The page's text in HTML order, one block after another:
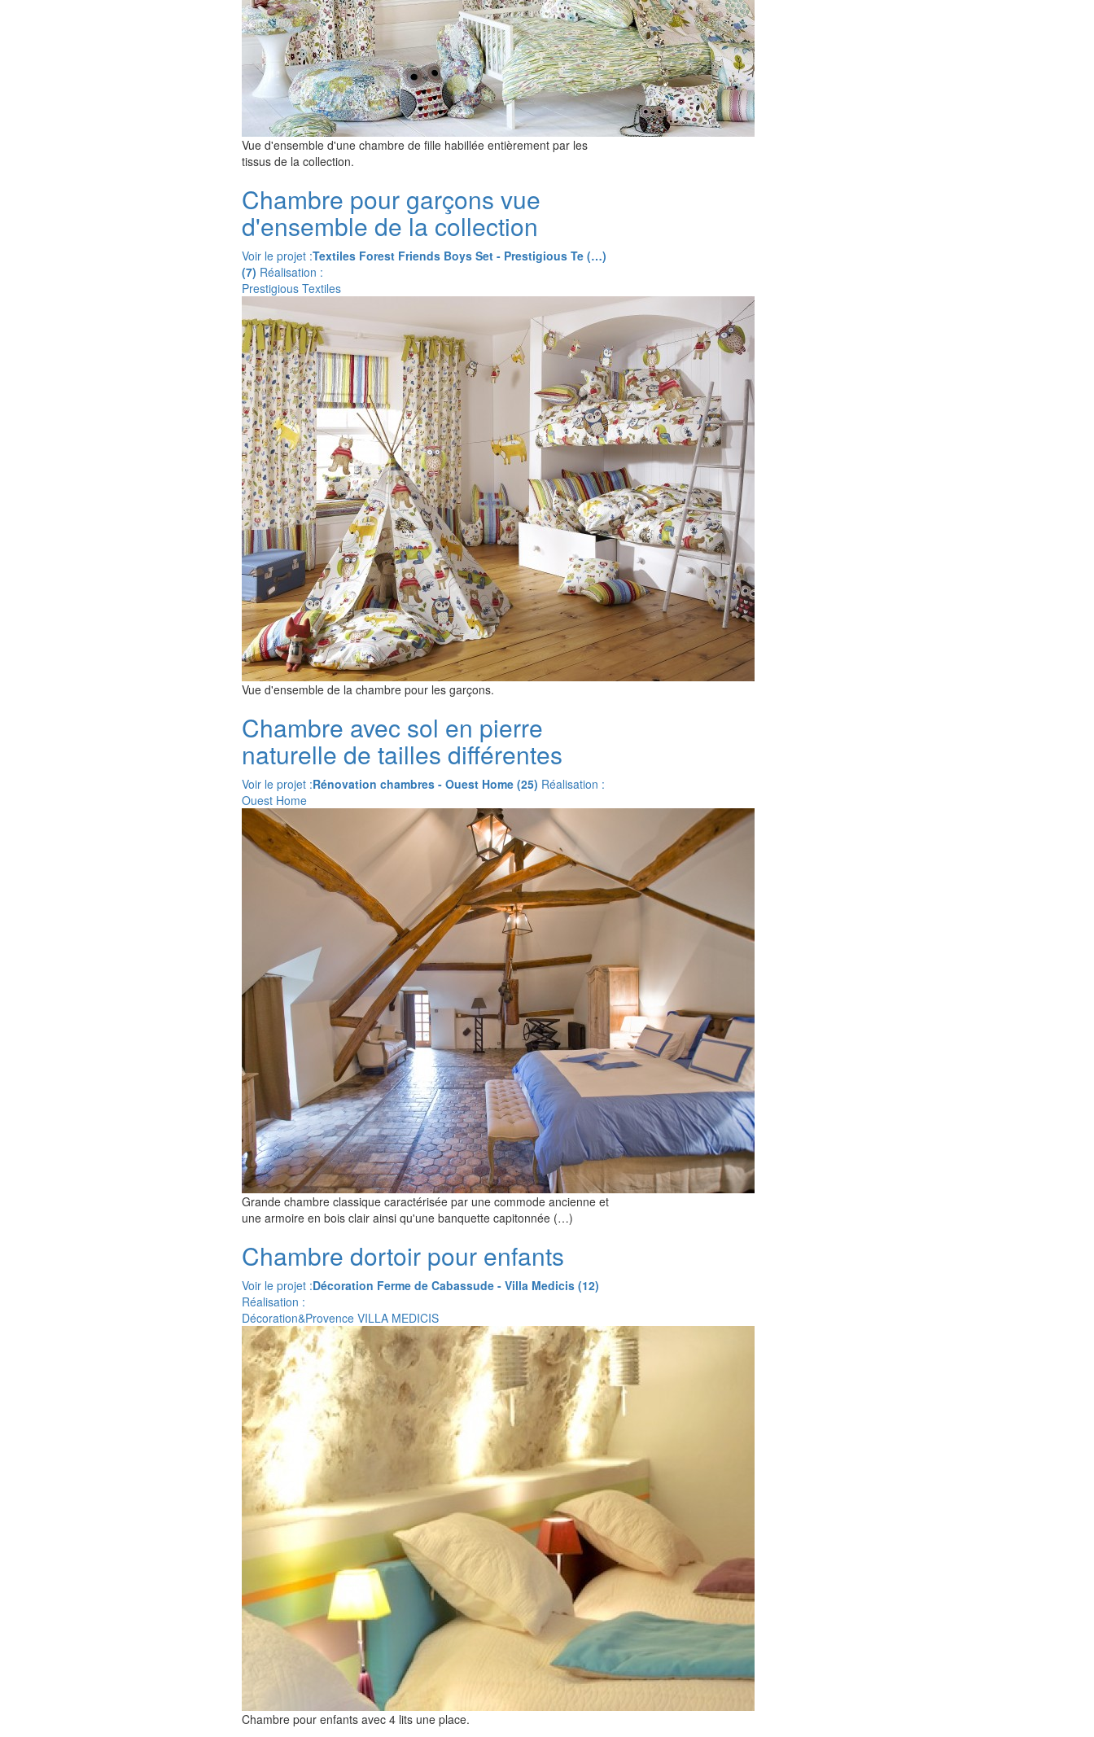
Vue d'ensemble d'une chambre de fille habillée entièrement par les
tissus de la collection.
Chambre pour garçons vue
d'ensemble de la collection
Voir le projet :Textiles Forest Friends Boys Set - Prestigious Te (…)
(7) Réalisation :
Prestigious Textiles
Vue d'ensemble de la chambre pour les garçons.
Chambre avec sol en pierre
naturelle de tailles différentes
Voir le projet :Rénovation chambres - Ouest Home (25) Réalisation :
Ouest Home
Grande chambre classique caractérisée par une commode ancienne et
une armoire en bois clair ainsi qu'une banquette capitonnée (…)
Chambre dortoir pour enfants
Voir le projet :Décoration Ferme de Cabassude - Villa Medicis (12)
Réalisation :
Décoration&Provence VILLA MEDICIS
Chambre pour enfants avec 4 lits une place.